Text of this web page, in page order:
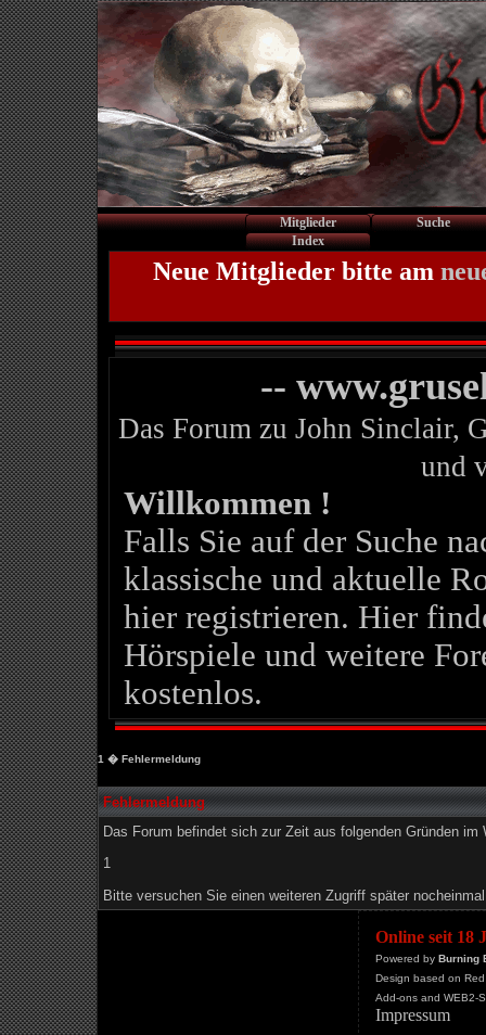
Mitglieder
Suche
Index
Neue Mitglieder bitte am
--
Das Forum zu John Sinclair,
und
Willkommen !
Falls Sie auf der Suche
klassische und aktuelle
hier registrieren. Hier
Hörspiele und weitere
kostenlos.
1 � Fehlermeldung
Fehlermeldung
Das Forum befindet sich zur Zeit aus folgenden Gründen im
1
Bitte versuchen Sie einen weiteren Zugriff später
Online seit 18
Powered by Burning
Design based on
Add-ons and WEB2-
Impressum